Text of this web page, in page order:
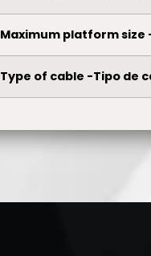
Maximum platform size
Type of cable -Tipo de